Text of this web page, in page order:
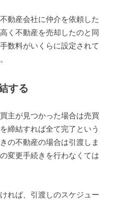
動産会社に仲介を依頼した
く不動産を売却したのと同
数料がいくらに設定されて
する
主が見つかった場合は売買
締結すれば全て完了という
の不動産の場合は引渡しま
変更手続きを行わなくては
れば、引渡しのスケジュー